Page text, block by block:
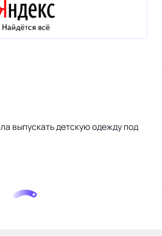
выпускать детскую одежду под